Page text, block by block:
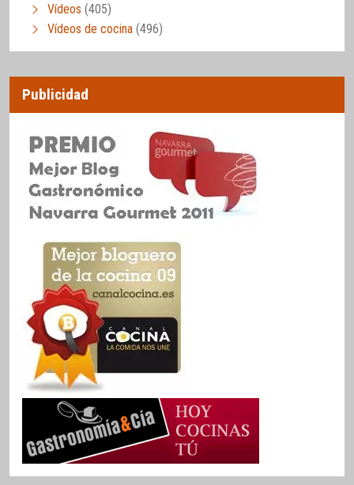
Vídeos (405)
Vídeos de cocina (496)
Publicidad